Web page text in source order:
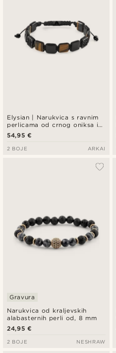
Elysian | Narukvica s ravnim
perlicama od crnog oniksa i
tigrovog oka
54,95 €
2 BOJE ARKAI
Narukvica od kraljevskih
alabasternih perli od, 8 mm
Gravura
24,95 €
2 BOJE NESHRAW